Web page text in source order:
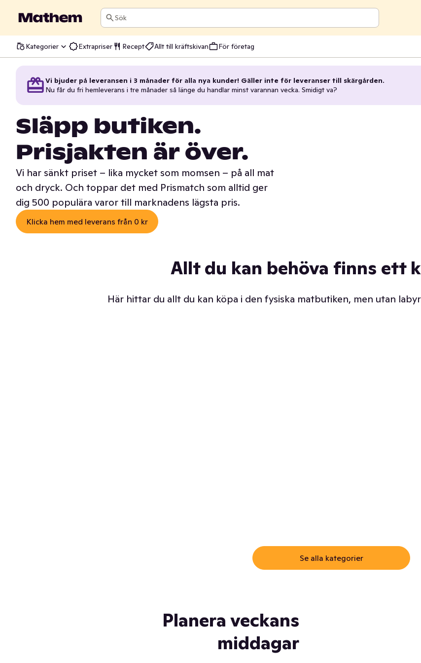
Sök
Kategorier Extrapriser Recept Allt till kräftskivan För företag
Vi bjuder på leveransen i 3 månader för alla nya kunder! Gäller inte för leveranser till skärgården.
Nu får du fri hemleverans i tre månader så länge du handlar minst varannan vecka. Smidigt va?
Släpp butiken.
Prisjakten är över.
Vi har sänkt priset – lika mycket som momsen – på all mat
och dryck. Och toppar det med Prismatch som alltid ger
dig 500 populära varor till marknadens lägsta pris.
Klicka hem med leverans från 0 kr
Allt du kan behöva finns ett
Här hittar du allt du kan köpa i den fysiska matbutiken, men utan
Se alla kategorier
Planera veckans
middagar